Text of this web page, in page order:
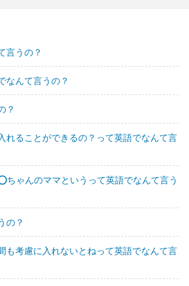
言うの？
なんて言うの？
？
れることができるの？って英語でなんて言
ちゃんのママというって英語でなんて言う
の？
も考慮に入れないとねって英語でなんて言